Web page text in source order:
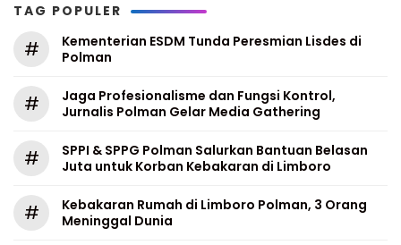
TAG POPULER
#
Kementerian ESDM Tunda Peresmian Lisdes di
Polman
#
Jaga Profesionalisme dan Fungsi Kontrol,
Jurnalis Polman Gelar Media Gathering
#
SPPI & SPPG Polman Salurkan Bantuan Belasan
Juta untuk Korban Kebakaran di Limboro
#
Kebakaran Rumah di Limboro Polman, 3 Orang
Meninggal Dunia